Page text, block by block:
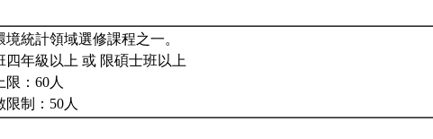
境統計領域選修課程之一。
四年級以上 或 限碩士班以上
限：60人
限制：50人